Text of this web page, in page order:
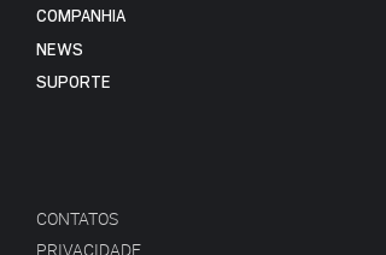
COMPANHIA
NEWS
SUPORTE
CONTATOS
PRIVACIDADE